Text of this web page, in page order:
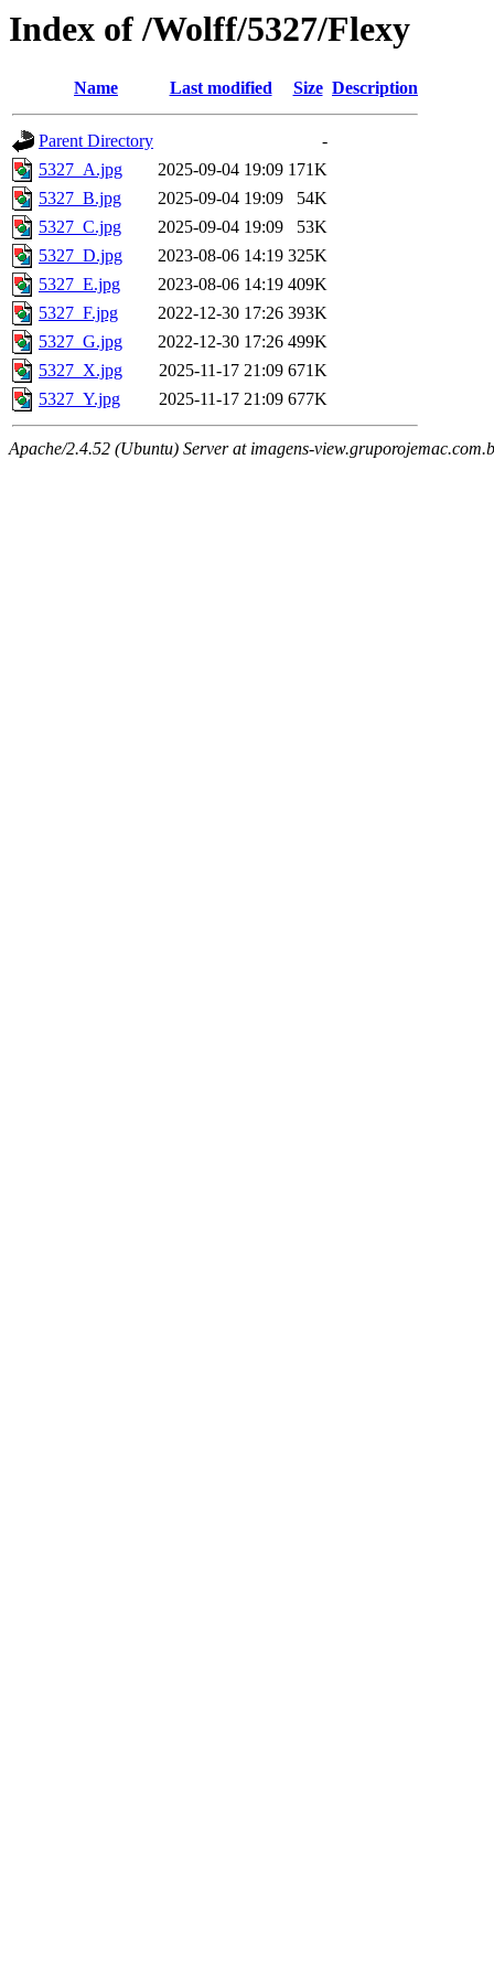
Index of /Wolff/5327/Flexy
Name Last modified Size Description
Parent Directory
-
5327_A.jpg
2025-09-04 19:09 171K
5327_B.jpg
2025-09-04 19:09
54K
5327_C.jpg
2025-09-04 19:09
53K
5327_D.jpg
2023-08-06 14:19 325K
5327_E.jpg
2023-08-06 14:19 409K
5327_F.jpg
2022-12-30 17:26 393K
5327_G.jpg
2022-12-30 17:26 499K
5327_X.jpg
2025-11-17 21:09 671K
5327_Y.jpg
2025-11-17 21:09 677K
Apache/2.4.52 (Ubuntu) Server at imagens-